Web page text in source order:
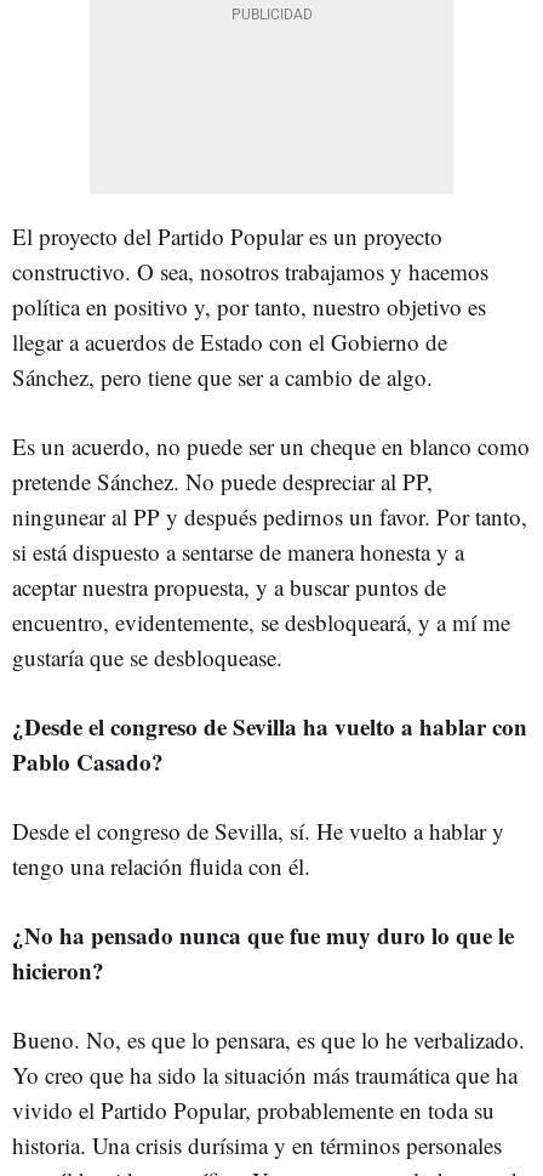
El proyecto del Partido Popular es un proyecto
constructivo. O sea, nosotros trabajamos y hacemos
política en positivo y, por tanto, nuestro objetivo es
llegar a acuerdos de Estado con el Gobierno de
Sánchez, pero tiene que ser a cambio de algo.
Es un acuerdo, no puede ser un cheque en blanco como
pretende Sánchez. No puede despreciar al PP,
ningunear al PP y después pedirnos un favor. Por tanto,
si está dispuesto a sentarse de manera honesta y a
aceptar nuestra propuesta, y a buscar puntos de
encuentro, evidentemente, se desbloqueará, y a mí me
gustaría que se desbloquease.
¿Desde el congreso de Sevilla ha vuelto a hablar con
Pablo Casado?
Desde el congreso de Sevilla, sí. He vuelto a hablar y
tengo una relación fluida con él.
¿No ha pensado nunca que fue muy duro lo que le
hicieron?
Bueno. No, es que lo pensara, es que lo he verbalizado.
Yo creo que ha sido la situación más traumática que ha
vivido el Partido Popular, probablemente en toda su
historia. Una crisis durísima y en términos personales